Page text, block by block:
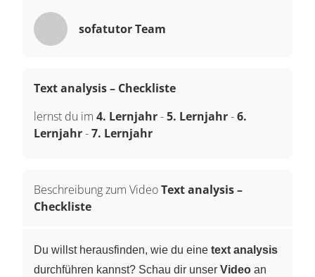
sofatutor Team
Text analysis – Checkliste
lernst du im 4. Lernjahr-5. Lernjahr-6.
Lernjahr-7. Lernjahr
Beschreibung zum VideoText analysis –
Checkliste
Du willst herausfinden, wie du eine text analysis
durchführen kannst? Schau dir unser Video an